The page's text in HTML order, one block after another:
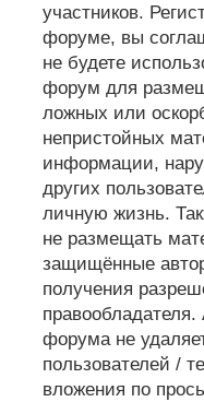
участников.
форуме, вы
не будете
форум для
ложных или
непристойных
информации,
других
личную жизнь.
не размещать
защищённые
получения
форума не
пользователей /
вложения по